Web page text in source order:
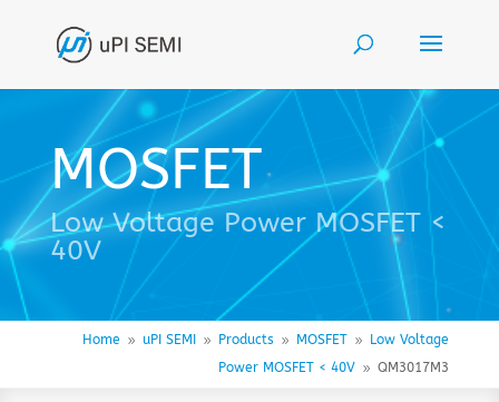
MOSFET
Low Voltage Power MOSFET <
40V
Home 9 uPI SEMI 9 Products 9 MOSFET 9
Low Voltage
Power MOSFET < 40V 9 QM3017M3